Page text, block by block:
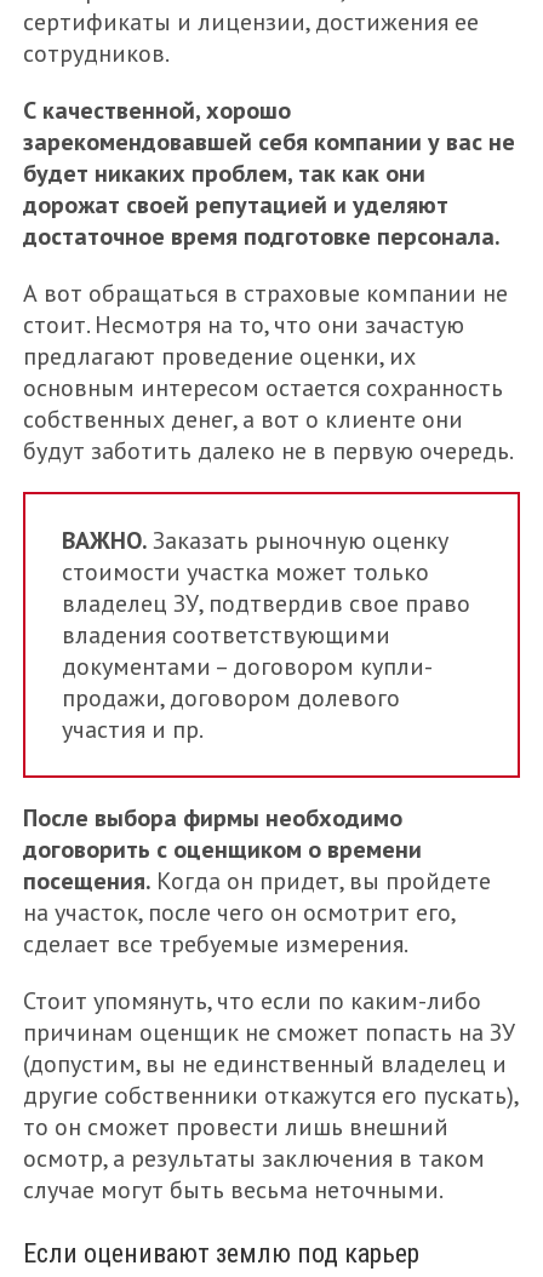
сертификаты и лицензии, достижения ее
сотрудников.
С качественной, хорошо
зарекомендовавшей себя компании у вас не
будет никаких проблем, так как они
дорожат своей репутацией и уделяют
достаточное время подготовке персонала.
А вот обращаться в страховые компании не
стоит. Несмотря на то, что они зачастую
предлагают проведение оценки, их
основным интересом остается сохранность
собственных денег, а вот о клиенте они
будут заботить далеко не в первую очередь.
ВАЖНО.Заказать рыночную оценку
стоимости участка может только
владелец ЗУ, подтвердив свое право
владения соответствующими
документами – договором купли-
продажи, договором долевого
участия и пр.
После выбора фирмы необходимо
договорить с оценщиком о времени
посещения. Когда он придет, вы пройдете
на участок, после чего он осмотрит его,
сделает все требуемые измерения.
Стоит упомянуть, что если по каким-либо
причинам оценщик не сможет попасть на ЗУ
(допустим, вы не единственный владелец и
другие собственники откажутся его пускать),
то он сможет провести лишь внешний
осмотр, а результаты заключения в таком
случае могут быть весьма неточными.
Если оценивают землю под карьер